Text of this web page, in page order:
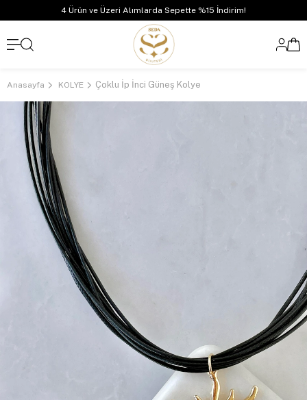
4 Ürün ve Üzeri Alımlarda Sepette %15 İndirim!
Anasayfa KOLYE Çoklu İp İnci Güneş Kolye